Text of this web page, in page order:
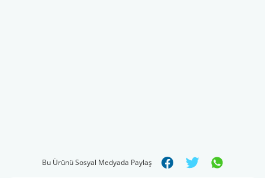
Bu Ürünü Sosyal Medyada Paylaş